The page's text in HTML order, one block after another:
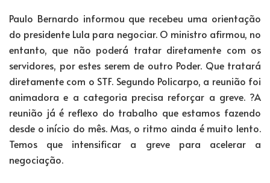
Paulo Bernardo informou que recebeu uma orientação
do presidente Lula para negociar. O ministro afirmou, no
entanto, que não poderá tratar diretamente com os
servidores, por estes serem de outro Poder. Que tratará
diretamente com o STF. Segundo Policarpo, a reunião foi
animadora e a categoria precisa reforçar a greve. ?A
reunião já é reflexo do trabalho que estamos fazendo
desde o início do mês. Mas, o ritmo ainda é muito lento.
Temos que intensificar a greve para acelerar a
negociação.